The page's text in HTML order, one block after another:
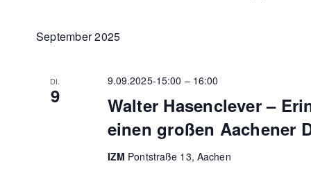
September 2025
DI.
9
Walter Hasenclever –
einen großen Aachener
9.09.2025-15:00 – 16:00
IZM Pontstraße 13, Aachen